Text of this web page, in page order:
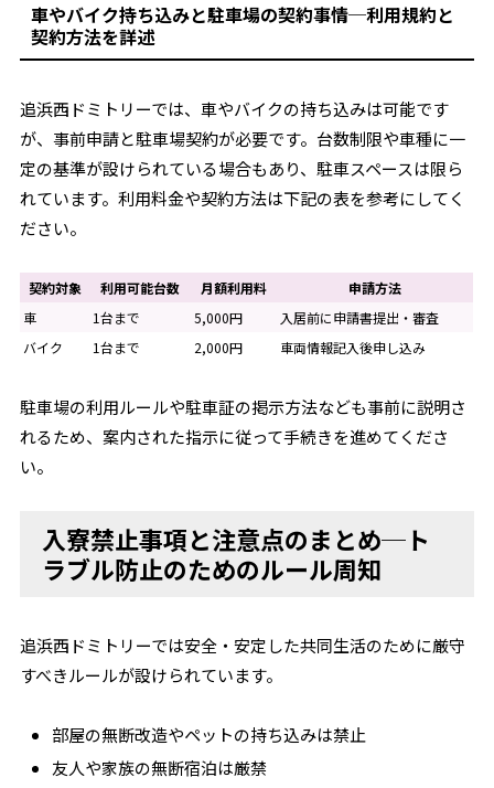
車やバイク持ち込みと駐車場の契約事情─利用規約と
契約方法を詳述
追浜西ドミトリーでは、車やバイクの持ち込みは可能です
が、事前申請と駐車場契約が必要です。台数制限や車種に一
定の基準が設けられている場合もあり、駐車スペースは限ら
れています。利用料金や契約方法は下記の表を参考にしてく
ださい。
契約対象 利用可能台数 月額利用料
申請方法
車
1台まで 5,000円
入居前に申請書提出・審査
バイク
1台まで 2,000円 車両情報記入後申し込み
駐車場の利用ルールや駐車証の掲示方法なども事前に説明さ
れるため、案内された指示に従って手続きを進めてくださ
い。
入寮禁止事項と注意点のまとめ─ト
ラブル防止のためのルール周知
追浜西ドミトリーでは安全・安定した共同生活のために厳守
すべきルールが設けられています。
部屋の無断改造やペットの持ち込みは禁止
友人や家族の無断宿泊は厳禁